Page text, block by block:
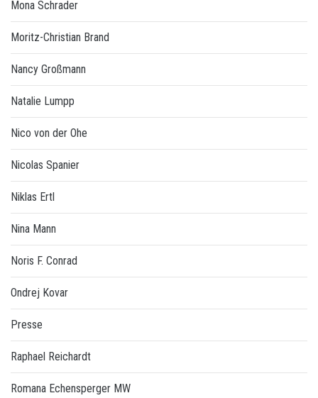
Mona Schrader
Moritz-Christian Brand
Nancy Großmann
Natalie Lumpp
Nico von der Ohe
Nicolas Spanier
Niklas Ertl
Nina Mann
Noris F. Conrad
Ondrej Kovar
Presse
Raphael Reichardt
Romana Echensperger MW